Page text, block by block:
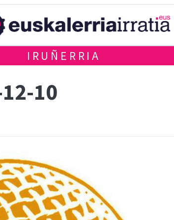
IRUÑERRIA
10